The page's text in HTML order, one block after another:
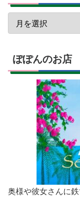
ぽぽんのお店
奥様や彼女さんに